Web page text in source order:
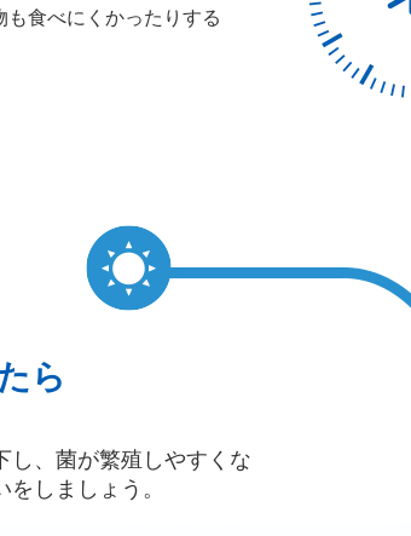
食べにくかったりする
ら
し、菌が繁殖しやすくな
しましょう。